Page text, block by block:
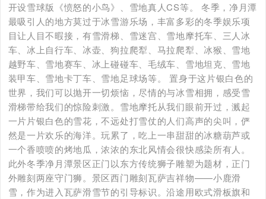
开设雪球版《愤怒的小鸟》、雪地真人CS等。 冬季，净月潭
最吸引人的地方莫过于冰雪游乐场，丰富多彩的冬季娱乐项
目让人目不暇接，有雪滑梯、雪迷宫、雪地摩托车、三人冰
车、冰上自行车、冰壶、狗拉爬犁、马拉爬犁、冰猴、雪地
越野车、雪地赛车、冰上碰碰车、毛绒车、雪地坦克、雪地
装甲车、雪地卡丁车、雪地足球场等。 置身于这片银白色的
世界，我们可以抛开一切烦恼，尽情的与冰雪相拥，感受雪
滑梯带给我们的惊险刺激。雪地摩托从我们眼前开过，溅起
一片片银白色的雪花，不远处打雪仗的人们高声的尖叫，俨
然是一片欢乐的海洋。玩累了，吃上一串甜甜的冰糖葫芦或
一个香喷喷的烤地瓜，浓浓的东北风情会很快感染所有人。
此外冬季净月潭景区正门以东方传统狮子雕塑为题材，正门
外雕刻两座守门狮。景区西门雕刻瓦萨吉祥物——小鹿滑
雪，作为进入瓦萨滑雪节的引导标识。沿途用欧式滑板旗和